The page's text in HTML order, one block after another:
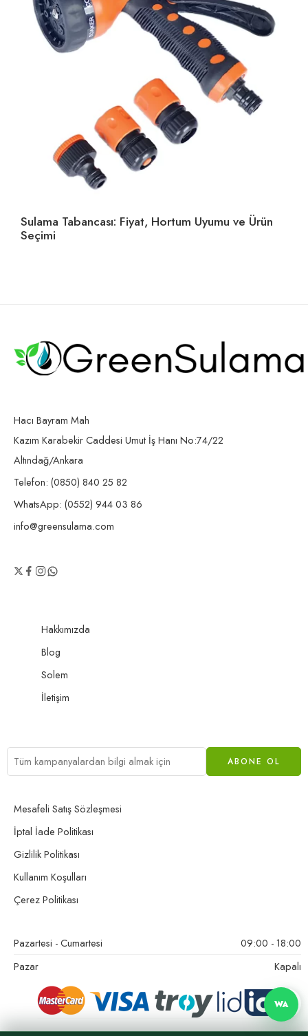
Sulama Tabancası: Fiyat, Hortum Uyumu ve Ürün
Seçimi
Hacı Bayram Mah
Kazım Karabekir Caddesi Umut İş Hanı No:74/22
Altındağ/Ankara
Telefon: (0850) 840 25 82
WhatsApp: (0552) 944 03 86
info@greensulama.com
Hakkımızda
Blog
Solem
İletişim
Mesafeli Satış Sözleşmesi
İptal İade Politikası
Gizlilik Politikası
Kullanım Koşulları
Çerez Politikası
Pazartesi - Cumartesi
09:00 - 18:00
Pazar
Kapalı
WA